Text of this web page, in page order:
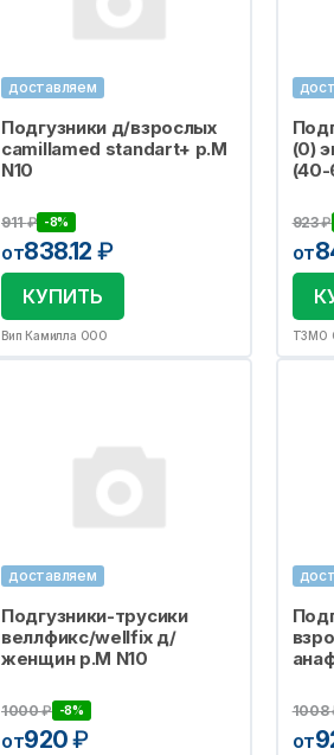
доставляем
Подгузники д/взрослых
camillamed standart+ р.M
N10
911₽ -8%
от838.12 ₽
КУПИТЬ
Вип Камилла ООО
(0)
(40-
923₽
от
ТЗМО
доставляем
Подгузники-трусики
веллфикс/wellfix д/
женщин р.M N10
1000₽ -8%
от920₽
1008
от